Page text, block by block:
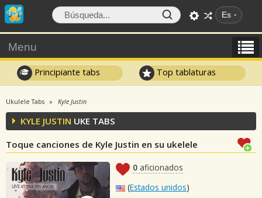
Es
Menu
Principiante tabs Top tablaturas
Ukulele Tabs Kyle Justin
KYLE JUSTIN UKE TABS
Toque canciones de Kyle Justin en su ukelele
0 aficionados
(Estados unidos)